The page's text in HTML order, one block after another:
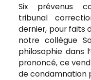
Six prévenus
tribunal
dernier, pour faits
notre collègue
philosophie dans
prononcé, ce
de condamnation